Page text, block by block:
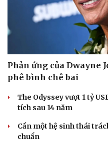
Sức khỏe
Cây thuốc
Sản phụ khoa
Phản ứng của Dwayne
phê bình chê bai
The Odyssey vượt 1 tỷ
tích sau 14 năm
Cần một hệ sinh thái
chuẩn